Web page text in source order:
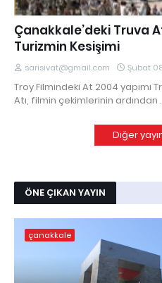
Çanakkale’deki Truva
Turizmin Kesişimi
sarisivat@gmail.com Şubat
Troy Filmindeki At 2004 yapımı
Atı, filmin çekimlerinin ardından
Diğer
ÖNE ÇIKAN YAYIN
çanakkale